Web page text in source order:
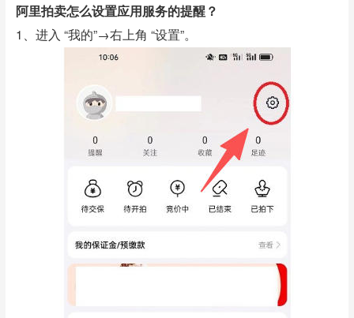
阿里拍卖怎么设置应用服务的提醒？
1、进入 “我的”→右上角 “设置”。